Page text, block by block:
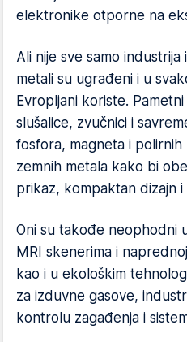
elektronike otporne na
Ali nije sve samo
metali su ugrađeni i u
Evropljani koriste.
slušalice, zvučnici i
fosfora, magneta i
zemnih metala kako bi
prikaz, kompaktan dizajn
Oni su takođe neophodni
MRI skenerima i
kao i u ekološkim
za izduvne gasove,
kontrolu zagađenja i